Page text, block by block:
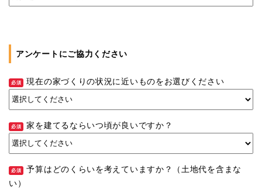
アンケートにご協力ください
現在の家づくりの状況に近いものをお選びください
家を建てるならいつ頃が良いですか？
予算はどのくらいを考えていますか？（土地代を含まな
い）